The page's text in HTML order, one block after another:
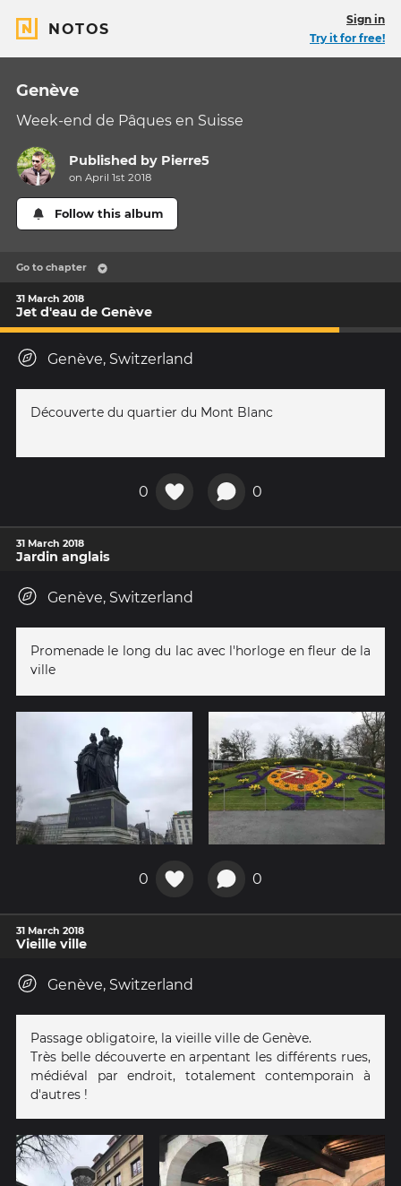
NOTOS
Sign in
Try it for free!
Genève
Week-end de Pâques en Suisse
Published by Pierre5
on April 1st 2018
Follow this album
Go to chapter
31 March 2018
Jet d'eau de Genève
Genève, Switzerland
Découverte du quartier du Mont Blanc
0 0
31 March 2018
Jardin anglais
Genève, Switzerland
Promenade le long du lac avec l'horloge en fleur de la
ville
0 0
31 March 2018
Vieille ville
Genève, Switzerland
Passage obligatoire, la vieille ville de Genève.
Très belle découverte en arpentant les différents rues,
médiéval par endroit, totalement contemporain à
d'autres !